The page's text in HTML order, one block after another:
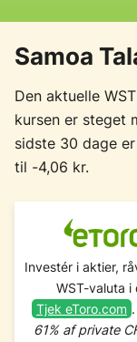
Samoa
Den aktuelle
kursen er steget
sidste 30 dage
til -4,06 kr.
Investér i aktier,
WST-valuta i
Tjek eToro.com .
61% af private